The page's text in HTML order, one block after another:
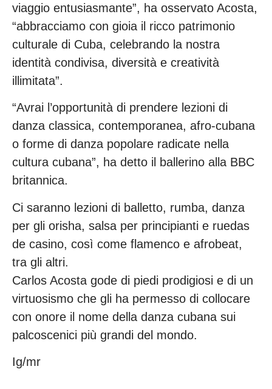
viaggio entusiasmante”, ha osservato Acosta,
“abbracciamo con gioia il ricco patrimonio
culturale di Cuba, celebrando la nostra
identità condivisa, diversità e creatività
illimitata”.
“Avrai l’opportunità di prendere lezioni di
danza classica, contemporanea, afro-cubana
o forme di danza popolare radicate nella
cultura cubana”, ha detto il ballerino alla BBC
britannica.
Ci saranno lezioni di balletto, rumba, danza
per gli orisha, salsa per principianti e ruedas
de casino, così come flamenco e afrobeat,
tra gli altri.
Carlos Acosta gode di piedi prodigiosi e di un
virtuosismo che gli ha permesso di collocare
con onore il nome della danza cubana sui
palcoscenici più grandi del mondo.
Ig/mr